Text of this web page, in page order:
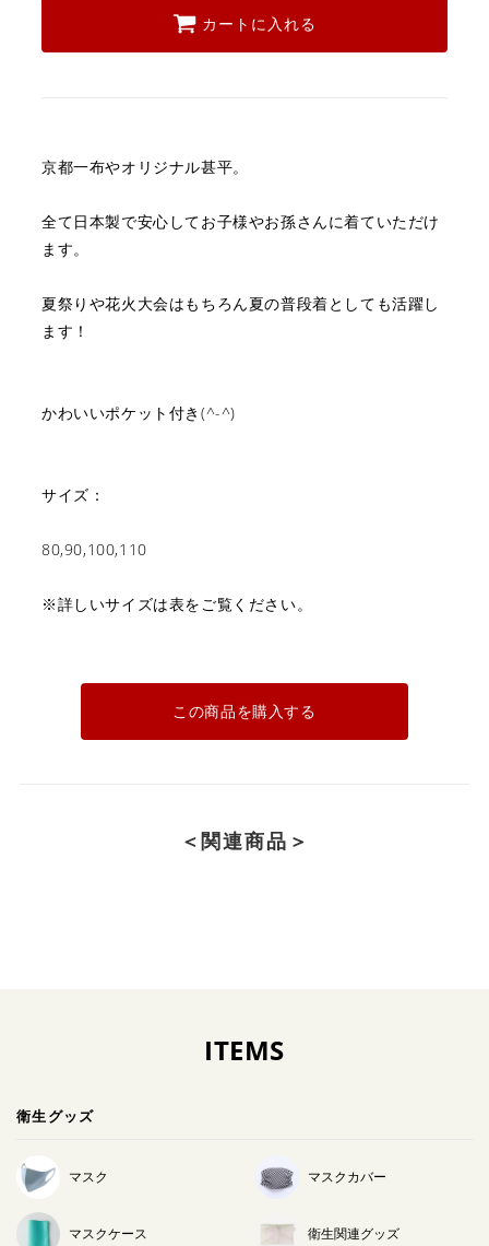
カートに入れる
京都一布やオリジナル甚平。
全て日本製で安心してお子様やお孫さんに着ていただけ
ます。
夏祭りや花火大会はもちろん夏の普段着としても活躍し
ます！
かわいいポケット付き(^-^)
サイズ：
80,90,100,110
※詳しいサイズは表をご覧ください。
この商品を購入する
＜関連商品＞
ITEMS
衛生グッズ
マスク マスクカバー
マスクケース 衛生関連グッズ